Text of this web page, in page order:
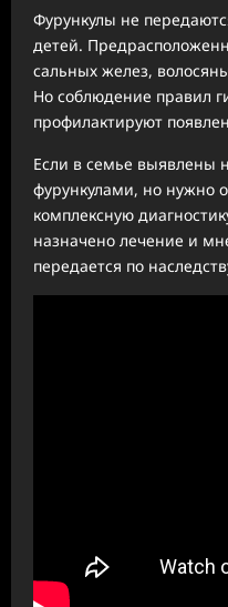
Фурункулы не
детей.
сальных желез,
Но соблюдение правил
профилактируют
Если в семье выявлены
фурункулами, но нужно
комплексную
назначено лечение и
передается по